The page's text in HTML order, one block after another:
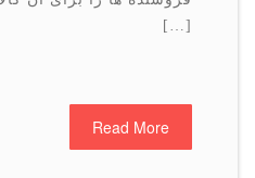
Read More